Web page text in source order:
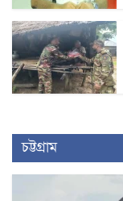
চট্টগ্রাম